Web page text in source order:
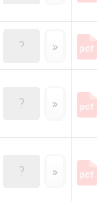
? »
? »
? »